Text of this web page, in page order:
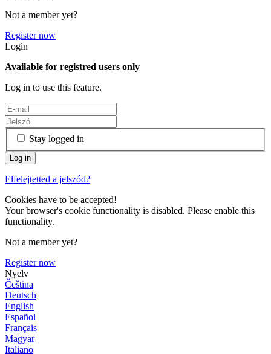
Not a member yet?
Register now
Login
Available for registred users only
Log in to use this feature.
Stay logged in
Elfelejtetted a jelszód?
Cookies have to be accepted!
Your browser's cookie functionality is disabled. Please enable this
functionality.
Not a member yet?
Register now
Nyelv
Čeština
Deutsch
English
Español
Français
Magyar
Italiano